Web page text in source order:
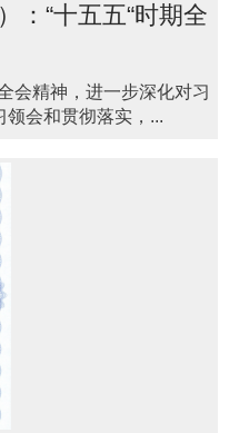
：“十五五“时期全
会精神，进一步深化对习
领会和贯彻落实，...